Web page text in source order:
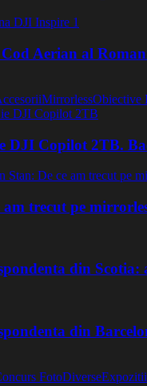
Aerian al
MirrorlessObiective
DJI Copilot 2TB.
am trecut pe
din
din
FotoDiverseExpozitii